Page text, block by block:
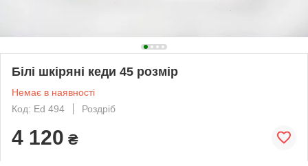
Білі шкіряні кеди 45 розмір
Немає в наявності
Код: Ed 494
Роздріб
4 120 ₴